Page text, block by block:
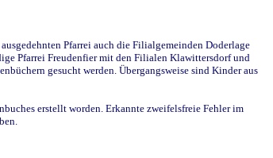
Pfarrei auch die Filialgemeinden Doderlage
Pfarrei Freudenfier mit den Filialen Klawittersdorf und
gesucht werden. Übergangsweise sind Kinder aus
erstellt worden. Erkannte zweifelsfreie Fehler im